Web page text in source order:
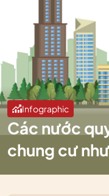
Infographic
Các nước
chung cư